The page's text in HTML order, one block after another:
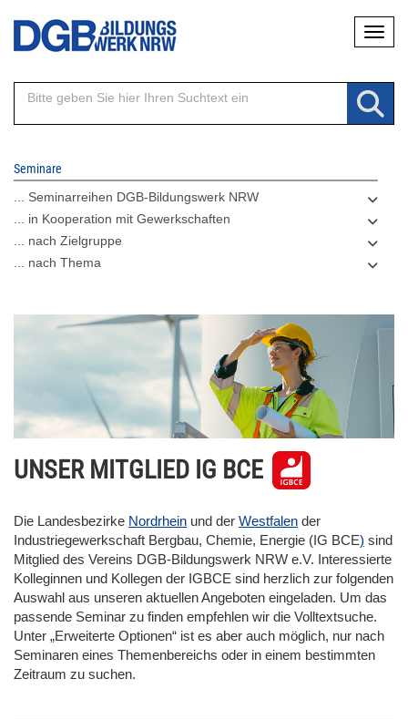
Direkt
Inhalt
Seminare
... Seminarreihen DGB-Bildungswerk NRW
... in Kooperation mit Gewerkschaften
... nach Zielgruppe
... nach Thema
UNSER MITGLIED IG BCE
Die Landesbezirke Nordrhein und der Westfalen der
Industriegewerkschaft Bergbau, Chemie, Energie (IG BCE) sind
Mitglied des Vereins DGB-Bildungswerk NRW e.V. Interessierte
Kolleginnen und Kollegen der IGBCE sind herzlich zur folgenden
Auswahl aus unseren aktuellen Angeboten eingeladen. Um das
passende Seminar zu finden empfehlen wir die Volltextsuche.
Unter „Erweiterte Optionen“ ist es aber auch möglich, nur nach
Seminaren eines Themenbereichs oder in einem bestimmten
Zeitraum zu suchen.